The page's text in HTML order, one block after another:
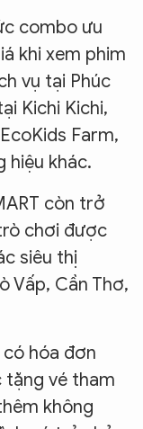
combo ưu
khi xem phim
vụ tại Phúc
Kichi Kichi,
Farm,
hiệu khác.
còn trở
chơi được
siêu thị
Vấp, Cần Thơ,
có hóa đơn
tặng vé tham
không